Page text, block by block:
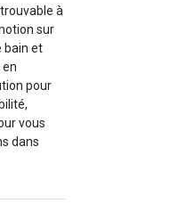
à
sur
bain et
pour
vous
dans